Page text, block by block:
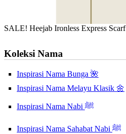
SALE! Heejab Ironless Express Scarf
Koleksi Nama
Inspirasi Nama Bunga 🌺
Inspirasi Nama Melayu Klasik 🌼
Inspirasi Nama Nabi ﷺ
Inspirasi Nama Sahabat Nabi ﷺ